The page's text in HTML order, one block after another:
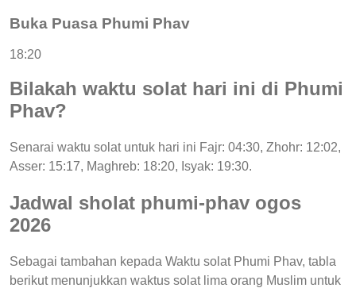
Buka Puasa Phumi Phav
18:20
Bilakah waktu solat hari ini di Phumi
Phav?
Senarai waktu solat untuk hari ini Fajr: 04:30, Zhohr: 12:02,
Asser: 15:17, Maghreb: 18:20, Isyak: 19:30.
Jadwal sholat phumi-phav ogos
2026
Sebagai tambahan kepada Waktu solat Phumi Phav, tabla
berikut menunjukkan waktus solat lima orang Muslim untuk